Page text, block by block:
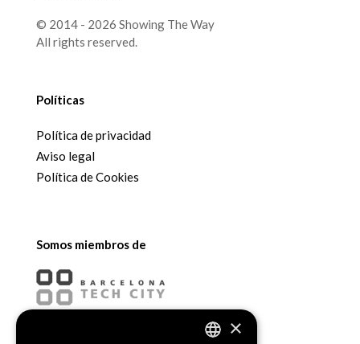
© 2014 - 2026 Showing The Way
All rights reserved.
Políticas
Política de privacidad
Aviso legal
Política de Cookies
Somos miembros de
×